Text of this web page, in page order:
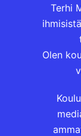
Terhi
Olen